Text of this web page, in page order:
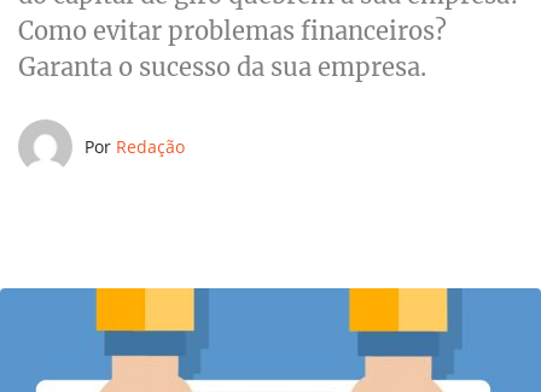
Como evitar problemas financeiros?
Garanta o sucesso da sua empresa.
Por Redação